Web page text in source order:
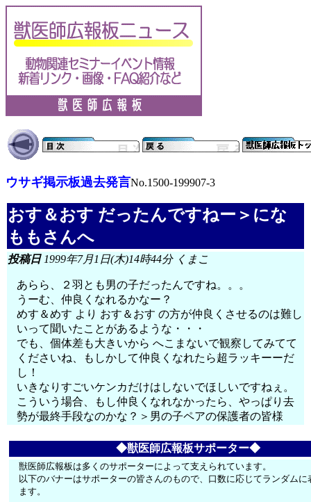
ウサギ掲示板過去発言No.1500-199907-3
おす＆おす だったんですねー＞にな
ももさんへ
投稿日1999年7月1日(木)14時44分 くまこ
あらら、２羽とも男の子だったんですね。。。
うーむ、仲良くなれるかなー？
めす＆めす より おす＆おす の方が仲良くさせるのは難し
いって聞いたことがあるような・・・
でも、個体差も大きいから へこまないで観察してみてて
くださいね、もしかして仲良くなれたら超ラッキーーだ
し！
いきなりすごいケンカだけはしないでほしいですねぇ。
こういう場合、もし仲良くなれなかったら、やっぱり去
勢が最終手段なのかな？＞男の子ペアの保護者の皆様
◆獣医師広報板サポーター◆
獣医師広報板は多くのサポーターによって支えられています。
以下のバナーはサポーターの皆さんのもので、口数に応じてランダムに
ます。